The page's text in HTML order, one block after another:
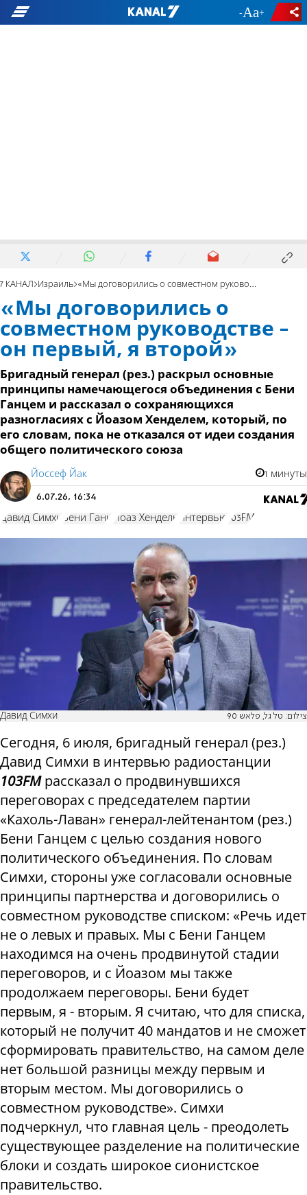
- +
7 КАНАЛ Израиль «Мы договорились о совместном руководстве - он первый, я второй»
«Мы договорились о
совместном руководстве -
он первый, я второй»
Бригадный генерал (рез.) раскрыл основные
принципы намечающегося объединения с Бени
Ганцем и рассказал о сохраняющихся
разногласиях с Йоазом Хенделем, который, по
его словам, пока не отказался от идеи создания
общего политического союза
Йоссеф Йак 1 минуты
6.07.26, 16:34
Давид Симхи Бени Ганц Йоаз Хендель интервью 103FM
Давид Симхи צילום: טל גל, פלאש 90
Сегодня, 6 июля, бригадный генерал (рез.)
Давид Симхи в интервью радиостанции
103FMрассказал о продвинувшихся
переговорах с председателем партии
«Кахоль-Лаван» генерал-лейтенантом (рез.)
Бени Ганцем с целью создания нового
политического объединения. По словам
Симхи, стороны уже согласовали основные
принципы партнерства и договорились о
совместном руководстве списком: «Речь идет
не о левых и правых. Мы с Бени Ганцем
находимся на очень продвинутой стадии
переговоров, и с Йоазом мы также
продолжаем переговоры. Бени будет
первым, я - вторым. Я считаю, что для списка,
который не получит 40 мандатов и не сможет
сформировать правительство, на самом деле
нет большой разницы между первым и
вторым местом. Мы договорились о
совместном руководстве». Симхи
подчеркнул, что главная цель - преодолеть
существующее разделение на политические
блоки и создать широкое сионистское
правительство.